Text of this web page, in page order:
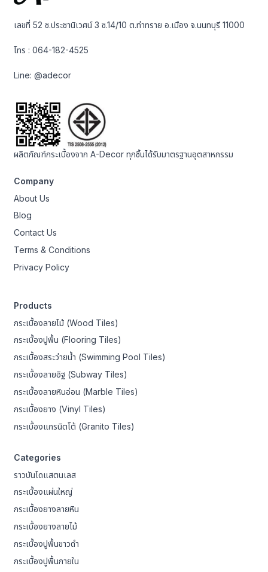
เลขที่ 52 ซ.ประชานิเวศน์ 3 ซ.14/10 ต.ท่าทราย อ.เมือง จ.นนทบุรี 11000
โทร :064-182-4525
Line:@adecor
ผลิตภัณฑ์กระเบื้องจาก A-Decor ทุกชิ้นได้รับมาตรฐานอุตสาหกรรม
Company
About Us
Blog
Contact Us
Terms & Conditions
Privacy Policy
Products
กระเบื้องลายไม้ (Wood Tiles)
กระเบื้องปูพื้น (Flooring Tiles)
กระเบื้องสระว่ายน้ำ (Swimming Pool Tiles)
กระเบื้องลายอิฐ (Subway Tiles)
กระเบื้องลายหินอ่อน (Marble Tiles)
กระเบื้องยาง (Vinyl Tiles)
กระเบื้องแกรนิตโต้ (Granito Tiles)
Categories
ราวบันไดแสตนเลส
กระเบื้องแผ่นใหญ่
กระเบื้องยางลายหิน
กระเบื้องยางลายไม้
กระเบื้องปูพื้นขาวดำ
กระเบื้องปูพื้นภายใน